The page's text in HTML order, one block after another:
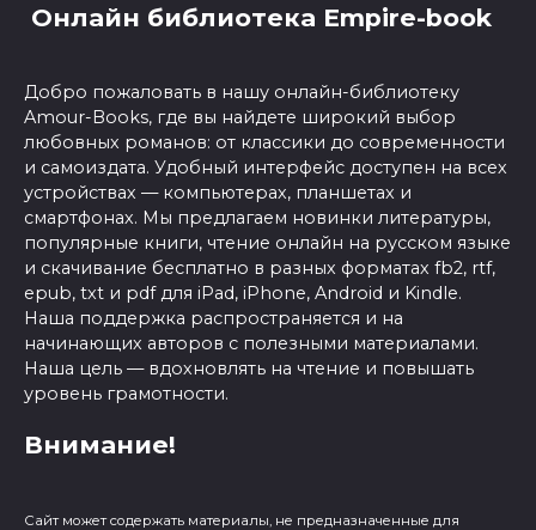
Онлайн библиотека Empire-book
Добро пожаловать в нашу онлайн-библиотеку
Amour-Books, где вы найдете широкий выбор
любовных романов: от классики до современности
и самоиздата. Удобный интерфейс доступен на всех
устройствах — компьютерах, планшетах и
смартфонах. Мы предлагаем новинки литературы,
популярные книги, чтение онлайн на русском языке
и скачивание бесплатно в разных форматах fb2, rtf,
epub, txt и pdf для iPad, iPhone, Android и Kindle.
Наша поддержка распространяется и на
начинающих авторов с полезными материалами.
Наша цель — вдохновлять на чтение и повышать
уровень грамотности.
Внимание!
Сайт может содержать материалы, не предназначенные для